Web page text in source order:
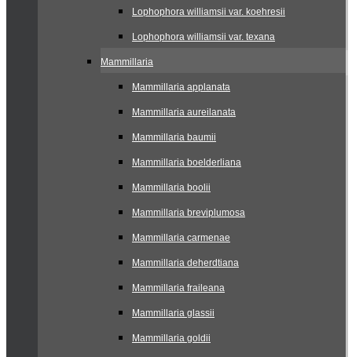
Lophophora williamsii var. koehresii
Lophophora williamsii var. texana
Mammillaria
Mammillaria applanata
Mammillaria aureilanata
Mammillaria baumii
Mammillaria boelderliana
Mammillaria boolii
Mammillaria breviplumosa
Mammillaria carmenae
Mammillaria deherdtiana
Mammillaria fraileana
Mammillaria glassii
Mammillaria goldii